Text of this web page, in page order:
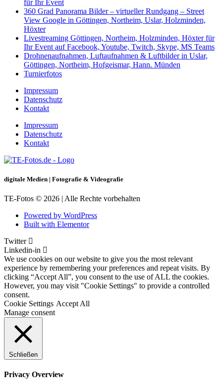
für Ihr Event
360 Grad Panorama Bilder – virtueller Rundgang – Street
View Google in Göttingen, Northeim, Uslar, Holzminden,
Höxter
Livestreaming Göttingen, Northeim, Holzminden, Höxter für
Ihr Event auf Facebook, Youtube, Twitch, Skype, MS Teams
Drohnenaufnahmen, Luftaufnahmen & Luftbilder in Uslar,
Göttingen, Northeim, Hofgeismar, Hann. Münden
Turnierfotos
Impressum
Datenschutz
Kontakt
Impressum
Datenschutz
Kontakt
digitale Medien | Fotografie & Videografie
TE-Fotos © 2026 | Alle Rechte vorbehalten
Powered by WordPress
Built with Elementor
Twitter
Linkedin-in
We use cookies on our website to give you the most relevant
experience by remembering your preferences and repeat visits. By
clicking “Accept All”, you consent to the use of ALL the cookies.
However, you may visit "Cookie Settings" to provide a controlled
consent.
Cookie Settings Accept All
Manage consent
Schließen
Privacy Overview